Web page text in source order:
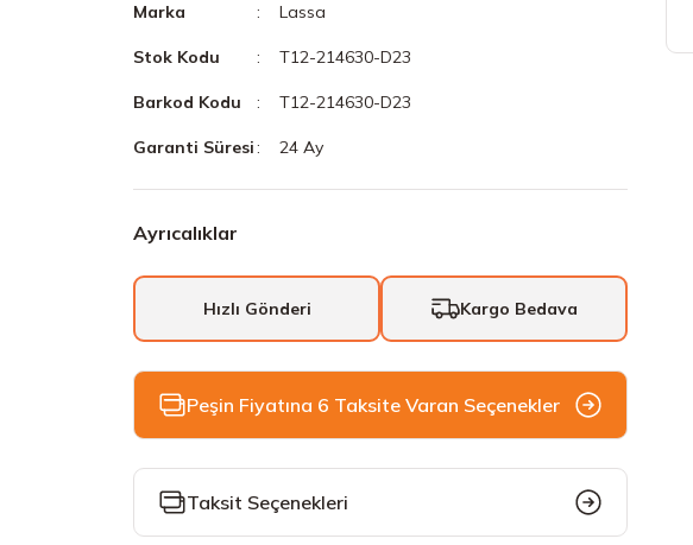
Marka Lassa
Stok Kodu T12-214630-D23
Barkod Kodu T12-214630-D23
Garanti Süresi 24 Ay
Ayrıcalıklar
Hızlı Gönderi Kargo Bedava
Peşin Fiyatına 6 Taksite Varan Seçenekler
Taksit Seçenekleri